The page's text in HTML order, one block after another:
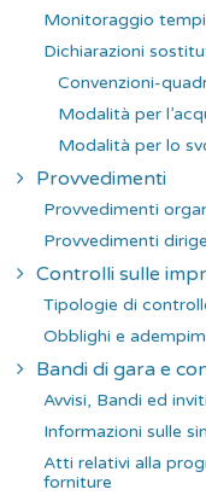
Monitoraggio
Dichiarazioni
Convenzioni-
Modalità per
Modalità per lo
Provvedimenti
Provvedimenti
Provvedimenti
Controlli sulle
Tipologie di
Obblighi e
Bandi di gara e
Avvisi, Bandi ed
Informazioni sulle
Atti relativi alla
forniture